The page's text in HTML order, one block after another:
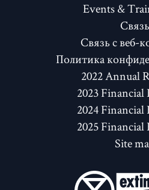
Events &
Связь
Связь с веб-
Политика
2022 Annual
2023 Financial
2024 Financial
2025 Financial
Site